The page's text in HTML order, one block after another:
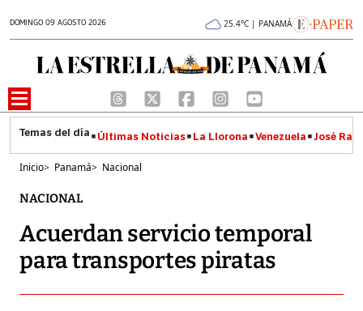
DOMINGO 09 AGOSTO 2026 25.4°C | PANAMÁ
Últimas Noticias La Llorona Venezuela José
Inicio> Panamá> Nacional
NACIONAL
Acuerdan servicio temporal
para transportes piratas